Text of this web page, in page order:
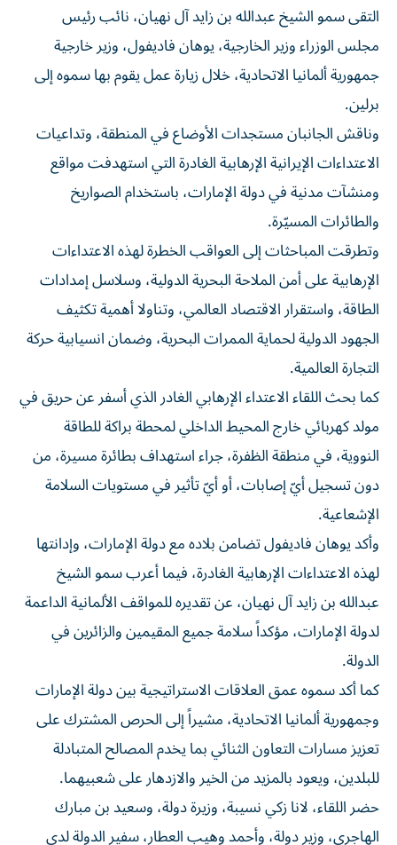
التقى سمو الشيخ عبدالله بن زايد آل نهيان، نائب رئيس
مجلس الوزراء وزير الخارجية، يوهان فاديفول، وزير خارجية
جمهورية ألمانيا الاتحادية، خلال زيارة عمل يقوم بها سموه إلى
برلين.
وناقش الجانبان مستجدات الأوضاع في المنطقة، وتداعيات
الاعتداءات الإيرانية الإرهابية الغادرة التي استهدفت مواقع
ومنشآت مدنية في دولة الإمارات، باستخدام الصواريخ
والطائرات المسيّرة.
وتطرقت المباحثات إلى العواقب الخطرة لهذه الاعتداءات
الإرهابية على أمن الملاحة البحرية الدولية، وسلاسل إمدادات
الطاقة، واستقرار الاقتصاد العالمي، وتناولا أهمية تكثيف
الجهود الدولية لحماية الممرات البحرية، وضمان انسيابية حركة
التجارة العالمية.
كما بحث اللقاء الاعتداء الإرهابي الغادر الذي أسفر عن حريق في
مولد كهربائي خارج المحيط الداخلي لمحطة براكة للطاقة
النووية، في منطقة الظفرة، جراء استهداف بطائرة مسيرة، من
دون تسجيل أيّ إصابات، أو أيّ تأثير في مستويات السلامة
الإشعاعية.
وأكد يوهان فاديفول تضامن بلاده مع دولة الإمارات، وإدانتها
لهذه الاعتداءات الإرهابية الغادرة، فيما أعرب سمو الشيخ
عبدالله بن زايد آل نهيان، عن تقديره للمواقف الألمانية الداعمة
لدولة الإمارات، مؤكداً سلامة جميع المقيمين والزائرين في
الدولة.
كما أكد سموه عمق العلاقات الاستراتيجية بين دولة الإمارات
وجمهورية ألمانيا الاتحادية، مشيراً إلى الحرص المشترك على
تعزيز مسارات التعاون الثنائي بما يخدم المصالح المتبادلة
للبلدين، ويعود بالمزيد من الخير والازدهار على شعبيهما.
حضر اللقاء، لانا زكي نسيبة، وزيرة دولة، وسعيد بن مبارك
الهاجري، وزير دولة، وأحمد وهيب العطار، سفير الدولة لدى